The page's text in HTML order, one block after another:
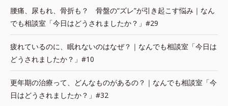
腰痛、尿もれ、骨折も？ 骨盤の“ズレ”が引き起こす悩み｜なん
でも相談室「今日はどうされましたか？」#29
疲れているのに、眠れないのはなぜ？｜なんでも相談室「今日は
どうされましたか？」#10
更年期の治療って、どんなものがあるの？｜なんでも相談室「今
日はどうされましたか？」#32